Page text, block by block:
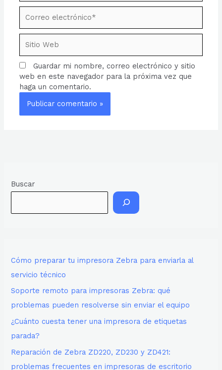
electrónico*
Web
Guardar mi nombre, correo electrónico y sitio
web en este navegador para la próxima vez que
haga un comentario.
Buscar
Cómo preparar tu impresora Zebra para enviarla al
servicio técnico
Soporte remoto para impresoras Zebra: qué
problemas pueden resolverse sin enviar el equipo
¿Cuánto cuesta tener una impresora de etiquetas
parada?
Reparación de Zebra ZD220, ZD230 y ZD421:
problemas frecuentes en impresoras de escritorio